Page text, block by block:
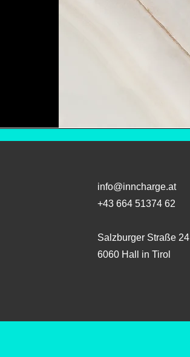
info@inncharge.at
+43 664 51374 62
Salzburger Straße 24
6060 Hall in Tirol